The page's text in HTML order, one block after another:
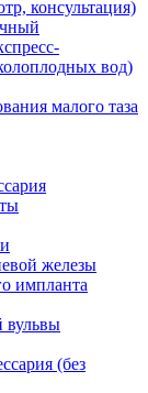
консультация)
вод)
малого таза
железы
импланта
вульвы
(без